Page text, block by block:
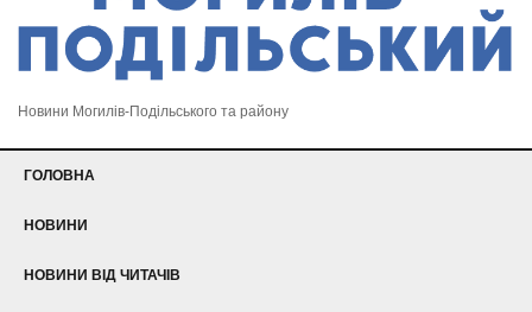
Новини Могилів-Подільського та району
ГОЛОВНА
НОВИНИ
НОВИНИ ВІД ЧИТАЧІВ